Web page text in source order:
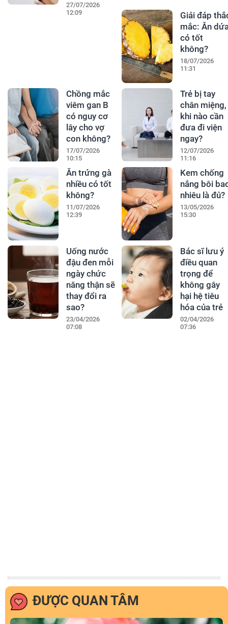
27/07/2026
12:09
Giải đáp
mắc: Ăn
có tốt
không?
18/07/2026
11:31
Chồng mắc
viêm gan B
có nguy cơ
lây cho vợ
con không?
17/07/2026
10:15
Trẻ bị tay
chân miệng,
khi nào cần
đưa đi viện
ngay?
12/07/2026
11:16
Ăn trứng gà
nhiều có tốt
không?
11/07/2026
12:39
Kem chống
nắng bôi
nhiêu là đủ?
13/05/2026
15:30
Uống nước
đậu đen mỗi
ngày chức
năng thận sẽ
thay đổi ra
sao?
23/04/2026
07:08
Bác sĩ lưu ý
điều quan
trọng để
không gây
hại hệ tiêu
hóa của trẻ
02/04/2026
07:36
ĐƯỢC QUAN TÂM